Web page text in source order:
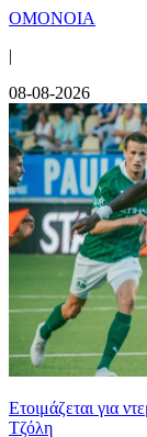
ΟΜΟΝΟΙΑ
|
08-08-2026
Ετοιμάζεται για
Τζόλη